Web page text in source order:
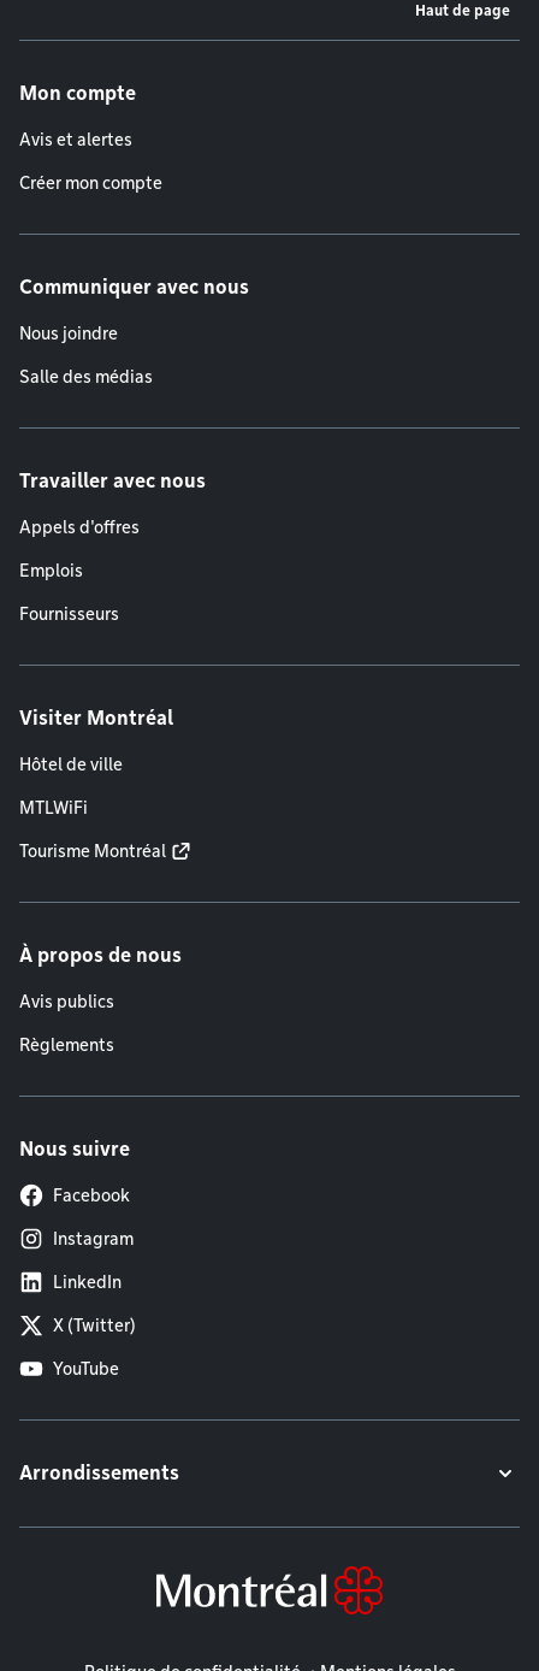
Haut de page
Mon compte
Avis et alertes
Créer mon compte
Communiquer avec nous
Nous joindre
Salle des médias
Travailler avec nous
Appels d'offres
Emplois
Fournisseurs
Visiter Montréal
Hôtel de ville
MTLWiFi
Tourisme Montréal
À propos de nous
Avis publics
Règlements
Nous suivre
Facebook
Instagram
LinkedIn
X (Twitter)
YouTube
Arrondissements